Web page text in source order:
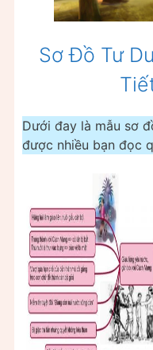
Sơ Đồ Tư
Dưới đay là mẫu sơ
được nhiều bạn đọc